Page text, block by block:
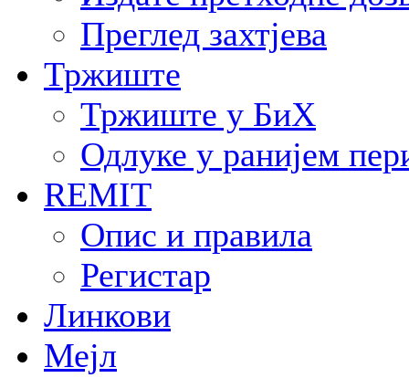
Преглед захтјева
Тржиште
Тржиште у БиХ
Одлуке у ранијем
REMIT
Опис и правила
Регистар
Линкови
Мејл